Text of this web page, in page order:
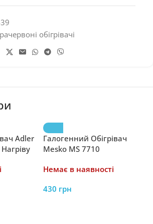
обігрівачі
Adler
Галогенний Обігрівач
Mesko MS 7710
Немає в наявності
430 грн